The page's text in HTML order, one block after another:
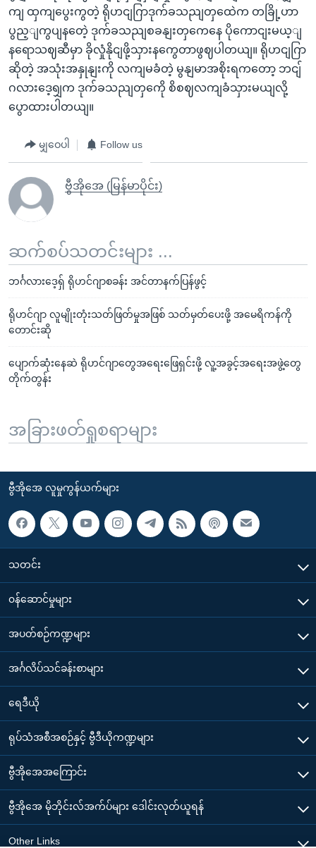
ကျ ထှကျပွေးကွတဲ့ ရိုဟငျဂြာဒုက်ခသညျတှထေဲက တခြို့ဟာ
ပွည့ျကွပျနတေဲ့ ဒုက်ခသညျစခနျးတှကေနေ ပိုကောငျးမယ့ျ
နရောသဈဆီမှာ ခိုလှုံနိုငျဖို့သှားနကွေတာဖွဈပါတယျ။ ရိုဟငျဂြာ
ဆိုတဲ့ အသုံးအနှုနျးကို လကျမခံတဲ့ မွနျမာအစိုးရကတော့ ဘငျ်
ဂလားဒေ့ရျှက ဒုက်ခသညျတှကေို စိစဈလကျခံသှားမယျလို့
ပွောထားပါတယျ။
မျှဝေပါ Follow us
ဗွီအိုအေ (မြန်မာပိုင်း)
ဆက်စပ်သတင်းများ ...
ဘင်္ဂလားဒေ့ရှ် ရိုဟင်ဂျာစခန်း အင်တာနက်ပြန်ဖွင့်
ရိုဟင်ဂျာ လူမျိုးတုံးသတ်ဖြတ်မှုအဖြစ် သတ်မှတ်ပေးဖို့ အမေရိကန်ကို
တောင်းဆို
ပျောက်ဆုံးနေဆဲ ရိုဟင်ဂျာတွေအရေးဖြေရှင်းဖို့ လူ့အခွင့်အရေးအဖွဲ့တွေ
တိုက်တွန်း
အခြားဖတ်ရှုစရာများ
ဗွီအိုအေ လူမှုကွန်ယက်များ
သတင်း
၀န်ဆောင်မှုများ
အပတ်စဉ်ကဏ္ဍများ
အင်္ဂလိပ်သင်ခန်းစာများ
ရေဒီယို
ရုပ်သံအစီအစဉ်နှင့် ဗွီဒီယိုကဏ္ဍများ
ဗွီအိုအေအကြောင်း
ဗွီအိုအေ မိုဘိုင်းလ်အက်ပ်များ ဒေါင်းလုတ်ယူရန်
Other Links